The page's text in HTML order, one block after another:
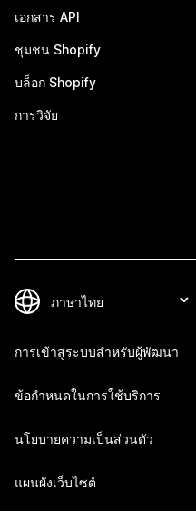
เอกสาร API
ชุมชน Shopify
บล็อก Shopify
การวิจัย
การเข้าสู่ระบบสำหรับผู้พัฒนา
ข้อกำหนดในการใช้บริการ
นโยบายความเป็นส่วนตัว
แผนผังเว็บไซต์